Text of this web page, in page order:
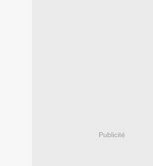
Publicité